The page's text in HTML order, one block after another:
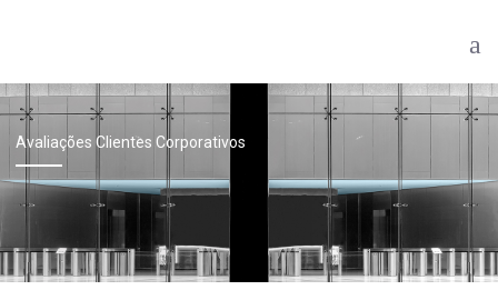
Avaliações Clientes Corporativos